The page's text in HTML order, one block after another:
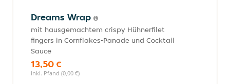
Dreams Wrap
mit hausgemachtem crispy Hühnerfilet
fingers in Cornflakes-Panade und Cocktail
Sauce
13,50 €
inkl. Pfand (0,00 €)